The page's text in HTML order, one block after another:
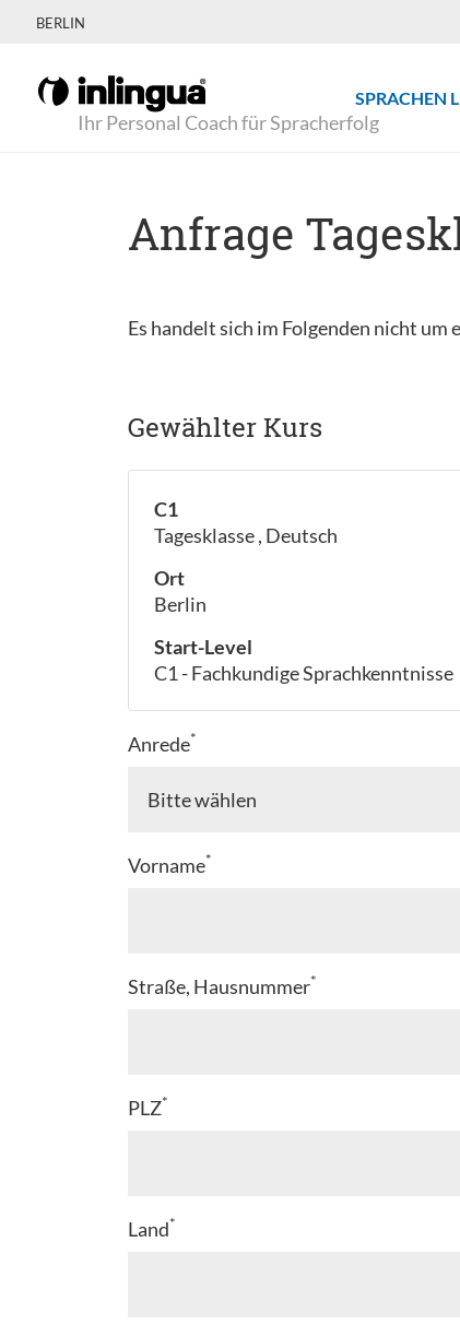
BERLIN
Ihr Personal Coach für Spracherfolg
SPRACHEN
Anfrage
Es handelt sich im Folgenden nicht
Gewählter Kurs
C1
Tagesklasse , Deutsch
Ort
Berlin
Start-Level
C1 - Fachkundige Sprachkenntnisse
Anrede*
Vorname*
Straße, Hausnummer*
PLZ*
Land*